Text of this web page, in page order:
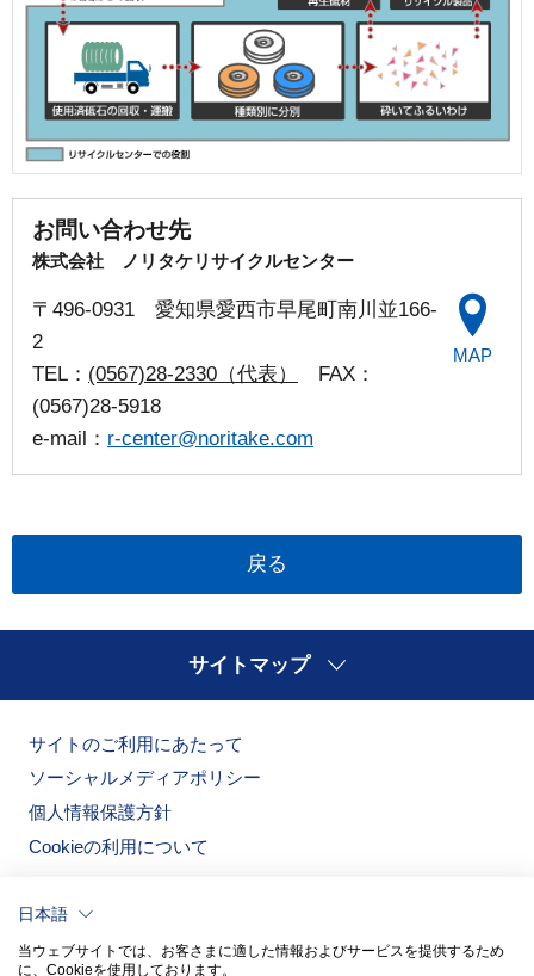
お問い合わせ先
株式会社 ノリタケリサイクルセンター
MAP
〒 496-0931 愛知県愛西市早尾町南川並166-
2
TEL： (0567)28-2330（代表）
FAX：
(0567)28-5918
e-mail： r-center@noritake.com
戻る
サイトマップ
サイトのご利用にあたって
ソーシャルメディアポリシー
個人情報保護方針
Cookieの利用について
日本語
当ウェブサイトでは、お客さまに適した情報およびサービスを提供するため
に、Cookieを使用しております。